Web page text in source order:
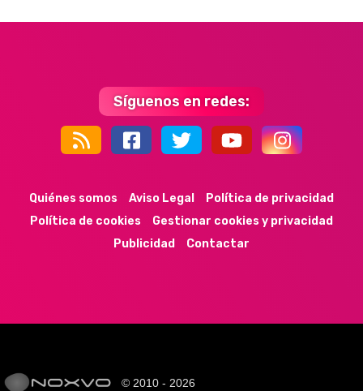
Síguenos en redes:
44k 9k 35k 352
Quiénes somos Aviso Legal
Política de privacidad
Política de cookies
Gestionar cookies y privacidad
Publicidad
Contactar
© 2010 - 2026